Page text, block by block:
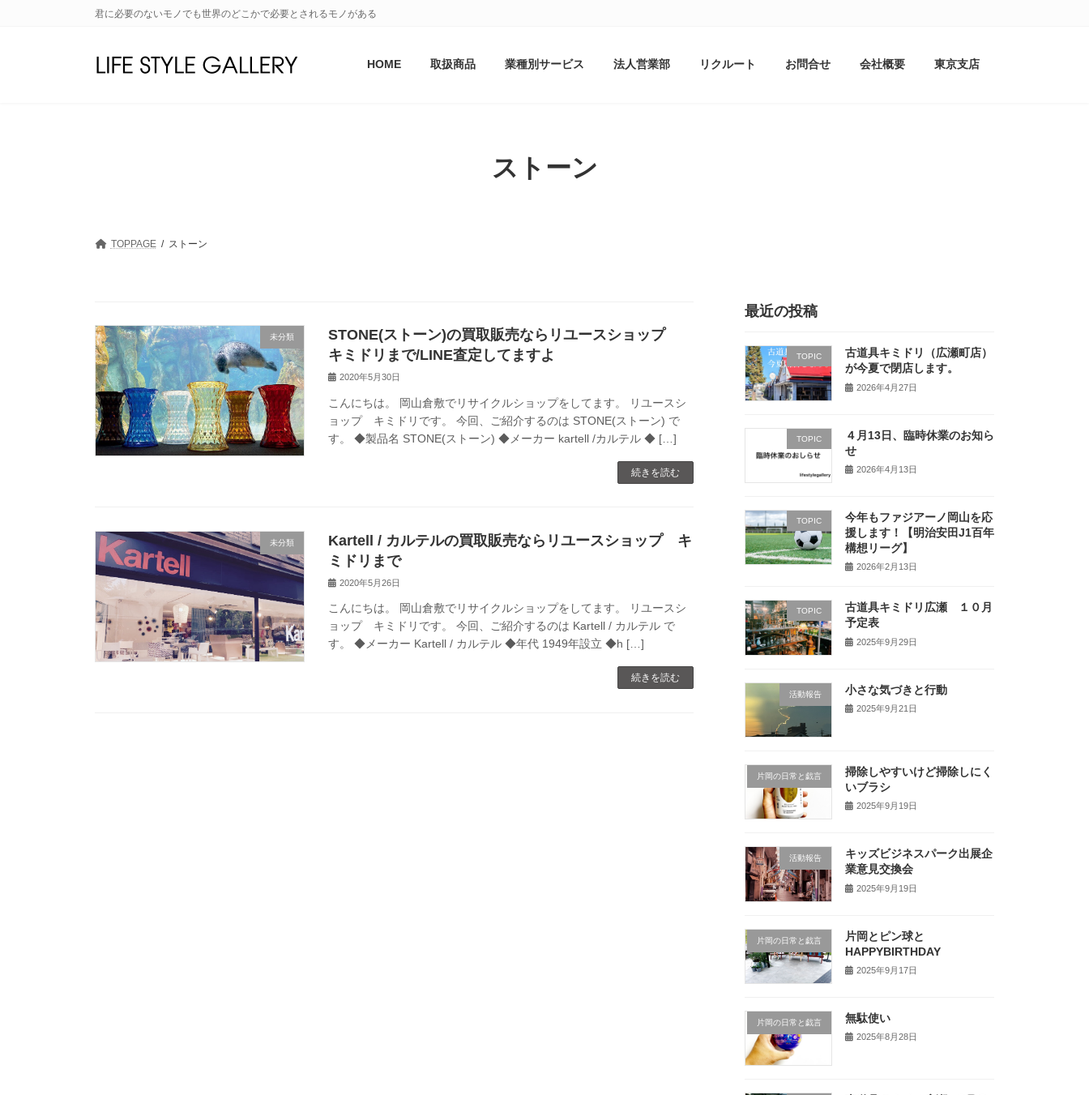
君に必要のないモノでも世界のどこかで必要とされるモノがある
HOME 取扱商品 業種別サービス 法人営業部 リクルート お問合せ 会社概要 東京支店
ストーン
TOPPAGE ストーン
未分類
STONE(ストーン)の買取販売ならリユースショップ
キミドリまで/LINE査定してますよ
2020年5月30日
こんにちは。 岡山倉敷でリサイクルショップをしてます。 リユースシ
ョップ キミドリです。 今回、ご紹介するのは STONE(ストーン) で
す。 ◆製品名 STONE(ストーン) ◆メーカー kartell /カルテル ◆ […]
続きを読む
未分類
Kartell / カルテルの買取販売ならリユースショップ キ
ミドリまで
2020年5月26日
こんにちは。 岡山倉敷でリサイクルショップをしてます。 リユースシ
ョップ キミドリです。 今回、ご紹介するのは Kartell / カルテル で
す。 ◆メーカー Kartell / カルテル ◆年代 1949年設立 ◆h […]
続きを読む
最近の投稿
TOPIC
古道具キミドリ（広瀬町店）
が今夏で閉店します。
2026年4月27日
TOPIC
４月13日、臨時休業のお知ら
せ
2026年4月13日
TOPIC
今年もファジアーノ岡山を応
援します！【明治安田J1百年
構想リーグ】
2026年2月13日
TOPIC
古道具キミドリ広瀬 １０月
予定表
2025年9月29日
活動報告 小さな気づきと行動
2025年9月21日
片岡の日常と戯言
掃除しやすいけど掃除しにく
いブラシ
2025年9月19日
活動報告
キッズビジネスパーク出展企
業意見交換会
2025年9月19日
片岡の日常と戯言
片岡とピン球と
HAPPYBIRTHDAY
2025年9月17日
片岡の日常と戯言 無駄使い
2025年8月28日